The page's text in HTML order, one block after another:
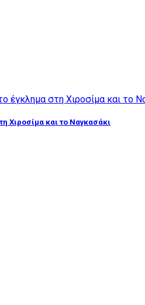
Χιροσίμα και το Ναγκασάκι